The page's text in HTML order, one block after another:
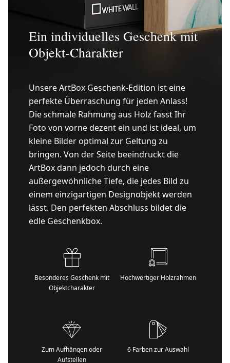
Ein individuelles Geschenk mit
Objekt-Charakter
Unsere ArtBox Geschenk-Edition ist eine
perfekte Überraschung für jeden Anlass!
Die schmale Rahmung aus Holz fasst Ihr
Foto von vorne dezent ein und ist ideal, um
kleine Bilder optimal zur Geltung zu
bringen. Von der Seite beeindruckt die
ArtBox dann jedoch durch eine
außergewöhnliche Tiefe, die jedes Bild zu
einem einzigartigen Designobjekt werden
lässt. Den perfekten Abschluss bildet die
edle Geschenkbox.
Besonderes Geschenk mit
Objektcharakter
Hochwertiger Holzrahmen
Zum Aufhängen oder
Aufstellen
6 Farben zur Auswahl